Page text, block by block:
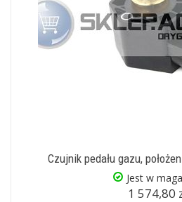
Czujnik pedału gazu,
Jest w
1 574,80